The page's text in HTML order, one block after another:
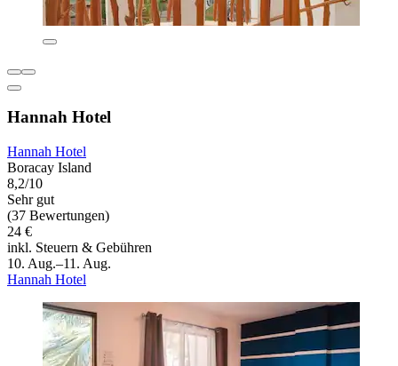
Hannah Hotel
Hannah Hotel
Boracay Island
8,2/10
Sehr gut
(37 Bewertungen)
24 €
inkl. Steuern & Gebühren
10. Aug.–11. Aug.
Hannah Hotel